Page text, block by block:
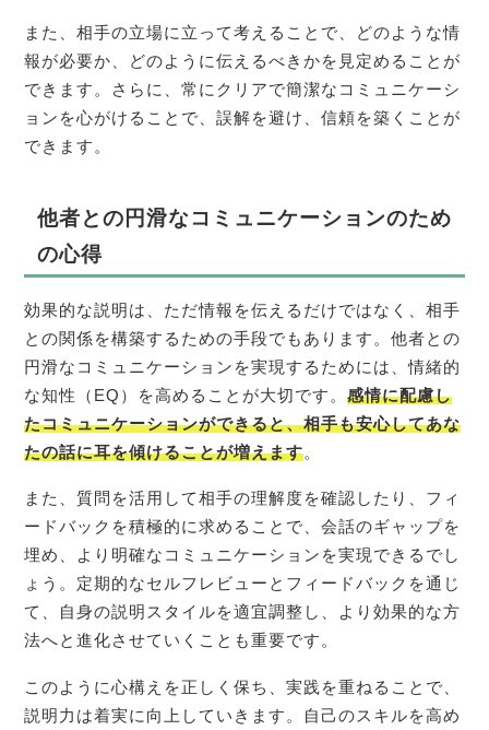
また、相手の立場に立って考えることで、どのような情
報が必要か、どのように伝えるべきかを見定めることが
できます。さらに、常にクリアで簡潔なコミュニケーシ
ョンを心がけることで、誤解を避け、信頼を築くことが
できます。
他者との円滑なコミュニケーションのため
の心得
効果的な説明は、ただ情報を伝えるだけではなく、相手
との関係を構築するための手段でもあります。他者との
円滑なコミュニケーションを実現するためには、情緒的
な知性（EQ）を高めることが大切です。感情に配慮し
たコミュニケーションができると、相手も安心してあな
たの話に耳を傾けることが増えます。
また、質問を活用して相手の理解度を確認したり、フィ
ードバックを積極的に求めることで、会話のギャップを
埋め、より明確なコミュニケーションを実現できるでし
ょう。定期的なセルフレビューとフィードバックを通じ
て、自身の説明スタイルを適宜調整し、より効果的な方
法へと進化させていくことも重要です。
このように心構えを正しく保ち、実践を重ねることで、
説明力は着実に向上していきます。自己のスキルを高め